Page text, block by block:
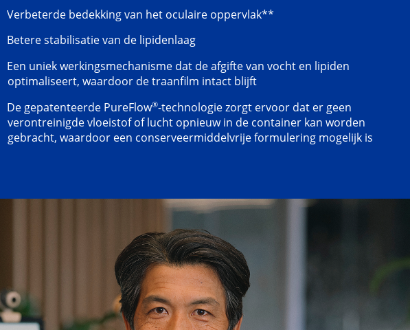
Verbeterde bedekking van het oculaire oppervlak**
Betere stabilisatie van de lipidenlaag
Een uniek werkingsmechanisme dat de afgifte van vocht en lipiden
optimaliseert, waardoor de traanfilm intact blijft
De gepatenteerde PureFlow®-technologie zorgt ervoor dat er geen
verontreinigde vloeistof of lucht opnieuw in de container kan worden
gebracht, waardoor een conserveermiddelvrije formulering mogelijk is